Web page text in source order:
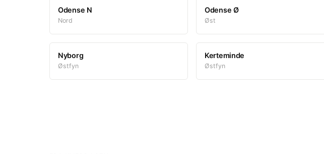
Odense N
Nord
Odense Ø
Øst
Nyborg
Østfyn
Kerteminde
Østfyn